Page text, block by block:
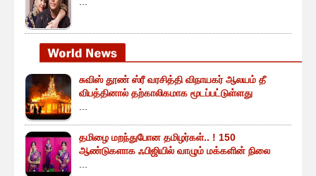
சுவிஸ் தூண் ஸ்ரீ வரசித்தி விநாயகர் ஆலயம் தீ
விபத்தினால் தற்காலிகமாக மூடப்பட்டுள்ளது
தமிழை மறந்துபோன தமிழர்கள்.. ! 150
ஆண்டுகளாக ஃபிஜியில் வாழும் மக்களின் நிலை